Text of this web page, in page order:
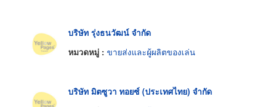
บริษัท รุ่งธนวัฒน์ จำกัด
หมวดหมู่ : ขายส่งและผู้ผลิตของเล่น
บริษัท มิตซูวา ทอยซ์ (ประเทศไทย) จำกัด